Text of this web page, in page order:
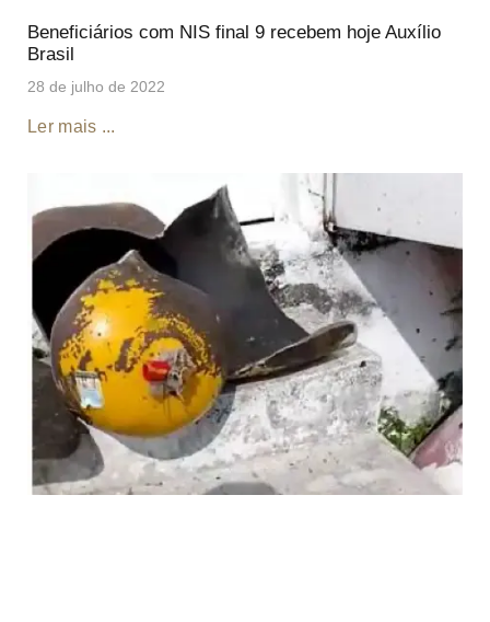
Beneficiários com NIS final 9 recebem hoje Auxílio
Brasil
28 de julho de 2022
Ler mais ...